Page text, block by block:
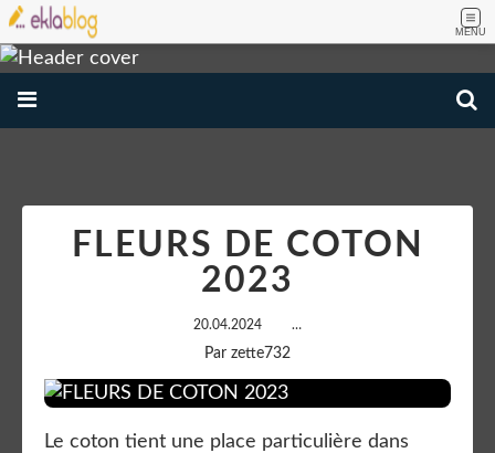
MENU
FLEURS DE COTON
2023
20.04.2024 …
Par zette732
Le coton tient une place particulière dans